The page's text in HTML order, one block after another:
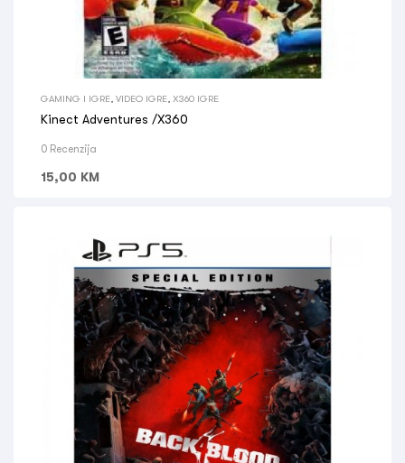
GAMING I IGRE VIDEO IGRE X360 IGRE
Kinect Adventures /X360
0 Recenzija
15,00 KM